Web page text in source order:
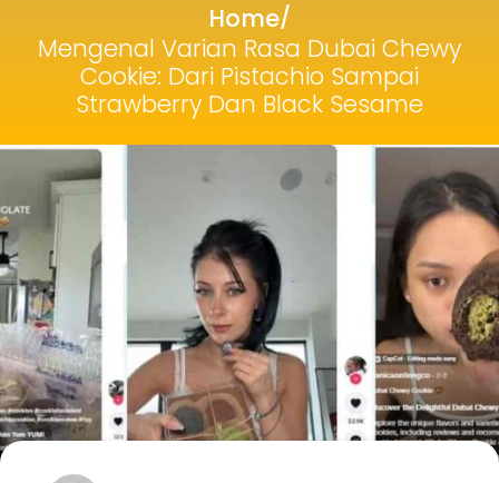
Home/
Mengenal Varian Rasa Dubai Chewy
Cookie: Dari Pistachio Sampai
Strawberry Dan Black Sesame